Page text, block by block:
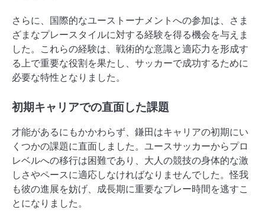
さらに、国際的なユーストーナメントへの参加は、さま
ざまなプレースタイルに対する経験を得る機会を与えま
した。これらの経験は、戦術的な意識と適応力を形成す
る上で重要な役割を果たし、サッカーで成功するために
必要な特性となりました。
初期キャリアでの直面した課題
才能があるにもかかわらず、鎌田はキャリアの初期にい
くつかの課題に直面しました。ユースサッカーからプロ
レベルへの移行は困難であり、大人の競技の身体的な激
しさやペースに適応しなければなりませんでした。怪我
も彼の進展を妨げ、成長期に重要なプレー時間を逃すこ
とになりました。